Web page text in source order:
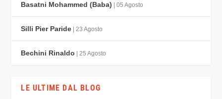
Basatni Mohammed (Baba) | 05 Agosto
Silli Pier Paride | 23 Agosto
Bechini Rinaldo | 25 Agosto
LE ULTIME DAL BLOG